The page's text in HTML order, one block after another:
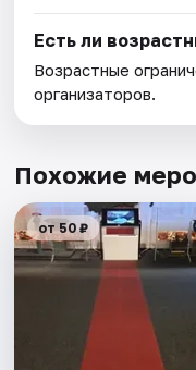
Есть ли
Возрастные
организаторов.
Похожие
от 50 ₽